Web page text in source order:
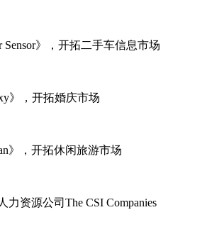
Sensor》，开拓二手车信息市场
》，开拓婚庆市场
》，开拓休闲旅游市场
力资源公司The CSI Companies